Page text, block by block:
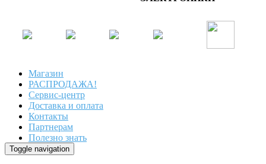
Магазин
РАСПРОДАЖА!
Сервис-центр
Доставка и оплата
Контакты
Партнерам
Полезно знать
Toggle navigation